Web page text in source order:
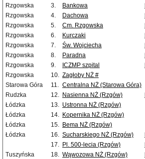
Rzgowska
3. Bankowa
Rzgowska
4. Dachowa
Rzgowska
5. Cm. Rzgowska
Rzgowska
6. Kurczaki
Rzgowska
7. Św. Wojciecha
Rzgowska
8. Paradna
Rzgowska
9. ICZMP szpital
Rzgowska
10. Zagłoby NŻ #
Starowa Góra
11. Centralna NŻ (Starowa Góra)
Rudzka
12. Nasienna NŻ (Rzgów)
Łódzka
13. Ustronna NŻ (Rzgów)
Łódzka
14. Kopernika NŻ (Rzgów)
Łódzka
15. Bema NŻ (Rzgów)
Łódzka
16. Sucharskiego NŻ (Rzgów)
17. Pl. 500-lecia (Rzgów)
Tuszyńska
18. Wąwozowa NŻ (Rzgów)